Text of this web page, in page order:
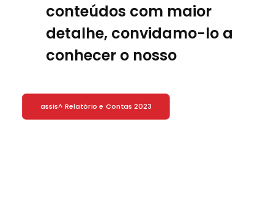
conteúdos com maior
detalhe, convidamo-lo a
conhecer o nosso
assis^ Relatório e Contas 2023